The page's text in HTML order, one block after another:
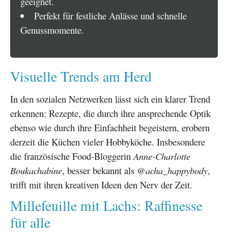
Perfekt für festliche Anlässe und schnelle
Genussmomente.
Visuelle Trends am Herd
In den sozialen Netzwerken lässt sich ein klarer Trend
erkennen: Rezepte, die durch ihre ansprechende Optik
ebenso wie durch ihre Einfachheit begeistern, erobern
derzeit die Küchen vieler Hobbyköche. Insbesondere
die französische Food-Bloggerin Anne-Charlotte
Boukachabine, besser bekannt als @acha_happybody,
trifft mit ihren kreativen Ideen den Nerv der Zeit.
Millefeuille mit Lachs: Raffinesse
für alle